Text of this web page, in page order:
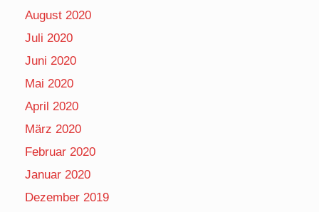
August 2020
Juli 2020
Juni 2020
Mai 2020
April 2020
März 2020
Februar 2020
Januar 2020
Dezember 2019